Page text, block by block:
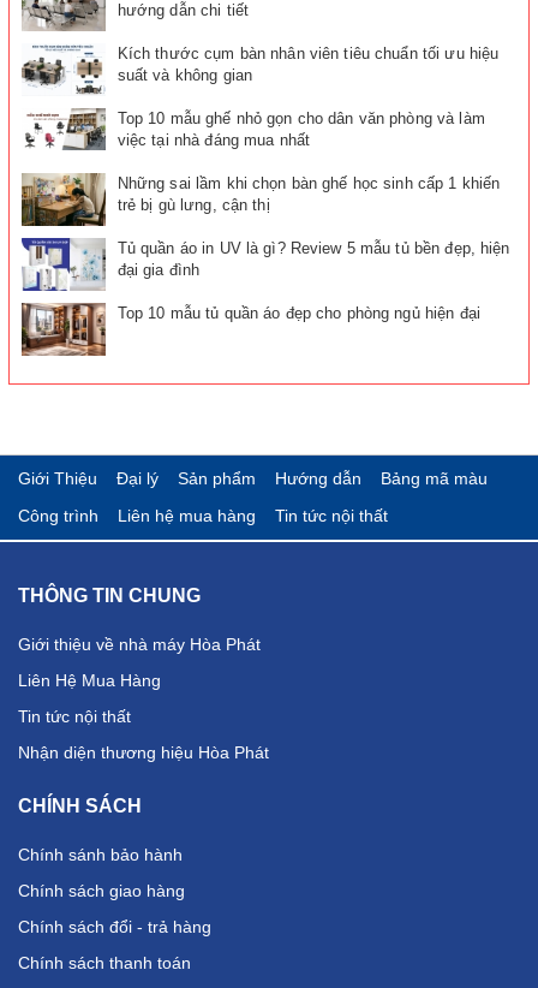
hướng dẫn chi tiết
Kích thước cụm bàn nhân viên tiêu chuẩn tối ưu hiệu
suất và không gian
Top 10 mẫu ghế nhỏ gọn cho dân văn phòng và làm
việc tại nhà đáng mua nhất
Những sai lầm khi chọn bàn ghế học sinh cấp 1 khiến
trẻ bị gù lưng, cận thị
Tủ quần áo in UV là gì? Review 5 mẫu tủ bền đẹp, hiện
đại gia đình
Top 10 mẫu tủ quần áo đẹp cho phòng ngủ hiện đại
Giới Thiệu Đại lý Sản phẩm Hướng dẫn
Bảng mã màu
Công trình
Liên hệ mua hàng Tin tức nội thất
THÔNG TIN CHUNG
Giới thiệu về nhà máy Hòa Phát
Liên Hệ Mua Hàng
Tin tức nội thất
Nhận diện thương hiệu Hòa Phát
CHÍNH SÁCH
Chính sánh bảo hành
Chính sách giao hàng
Chính sách đổi - trả hàng
Chính sách thanh toán